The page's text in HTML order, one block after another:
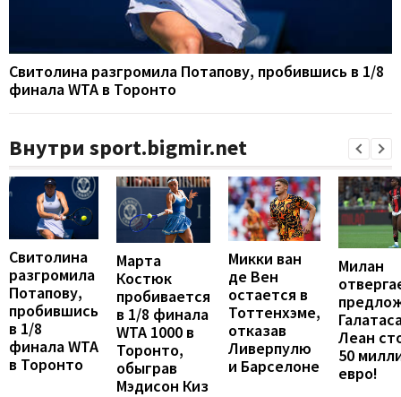
Свитолина разгромила Потапову, пробившись в 1/8
финала WTA в Торонто
Внутри sport.bigmir.net
Свитолина
разгромила
Потапову,
пробившись
в 1/8
финала WTA
в Торонто
Марта
Костюк
пробивается
в 1/8 финала
WTA 1000 в
Торонто,
обыграв
Мэдисон Киз
Микки ван
де Вен
остается в
Тоттенхэме,
отказав
Ливерпулю
и Барселоне
Милан
Леан
50
евро!